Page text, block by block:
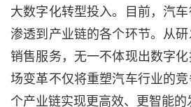
大数字化转型投入。目前，汽
渗透到产业链的各个环节。从
销售服务，无一不体现出数字
场变革不仅将重塑汽车行业的
个产业链实现更高效、更智能的